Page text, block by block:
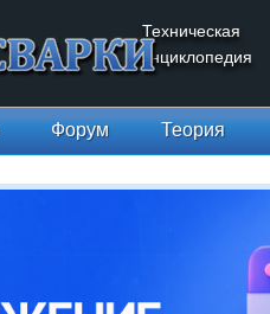
Техническая
энциклопедия
Форум Теория